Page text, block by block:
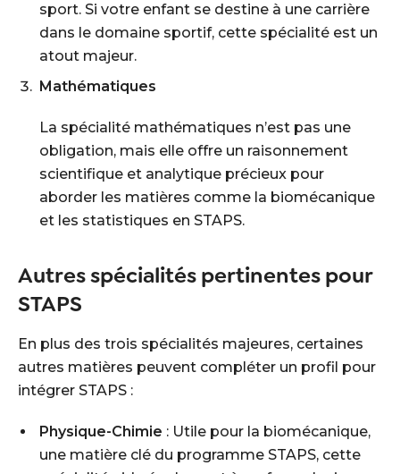
sport. Si votre enfant se destine à une carrière
dans le domaine sportif, cette spécialité est un
atout majeur.
Mathématiques
La spécialité mathématiques n’est pas une
obligation, mais elle offre un raisonnement
scientifique et analytique précieux pour
aborder les matières comme la biomécanique
et les statistiques en STAPS.
Autres spécialités pertinentes pour
STAPS
En plus des trois spécialités majeures, certaines
autres matières peuvent compléter un profil pour
intégrer STAPS :
Physique-Chimie : Utile pour la biomécanique,
une matière clé du programme STAPS, cette